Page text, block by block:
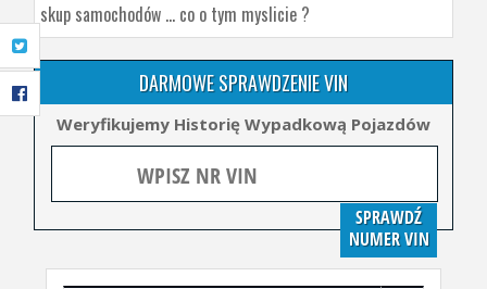
skup samochodów ... co o tym myslicie ?
DARMOWE SPRAWDZENIE VIN
Weryfikujemy Historię Wypadkową Pojazdów
SPRAWDŹ
NUMER VIN